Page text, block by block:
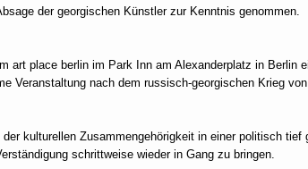
der georgischen Künstler zur Kenntnis genommen.
art place berlin im Park Inn am Alexanderplatz in Berlin
Veranstaltung nach dem russisch-georgischen Krieg
kulturellen Zusammengehörigkeit in einer politisch
schrittweise wieder in Gang zu bringen.